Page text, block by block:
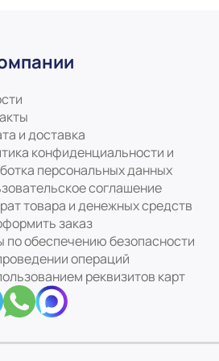
и доставка
конфиденциальности и
персональных данных
соглашение
товара и денежных средств
заказ
по обеспечению безопасности
операций
реквизитов карт